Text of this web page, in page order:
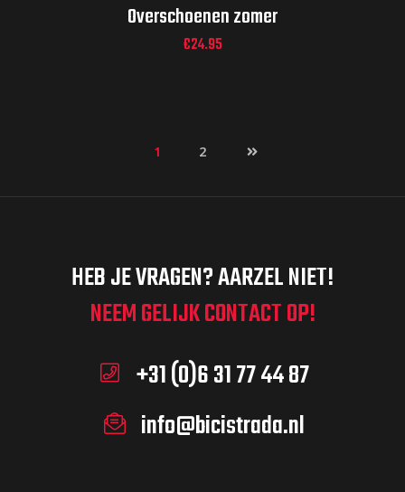
Overschoenen zomer
€24.95
1 2
HEB JE VRAGEN? AARZEL NIET!
NEEM GELIJK CONTACT OP!
+31 (0)6 31 77 44 87
info@bicistrada.nl